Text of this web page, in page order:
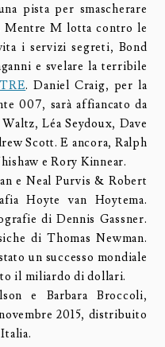
pista per smascherare
Mentre M lotta contro le
i servizi segreti, Bond
e svelare la terribile
. Daniel Craig, per la
007, sarà affiancato da
Léa Seydoux, Dave
Scott. E ancora, Ralph
e Rory Kinnear.
e Neal Purvis & Robert
Hoyte van Hoytema.
di Dennis Gassner.
di Thomas Newman.
un successo mondiale
il miliardo di dollari.
e Barbara Broccoli,
2015, distribuito